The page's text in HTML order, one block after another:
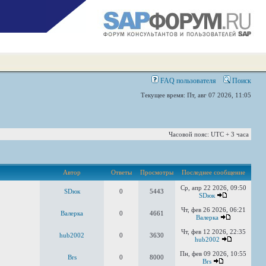
FAQ пользователя Поиск
Текущее время: Пт, авг 07 2026, 11:05
Часовой пояс: UTC + 3 часа
Автор Ответы Просмотры Последнее сообщение
SDюк 0 5443
Ср, апр 22 2026, 09:50
SDюк
Валерка 0 4661
Чт, фев 26 2026, 06:21
Валерка
hub2002 0 3630
Чт, фев 12 2026, 22:35
hub2002
Brs 0 8000
Пн, фев 09 2026, 10:55
Brs